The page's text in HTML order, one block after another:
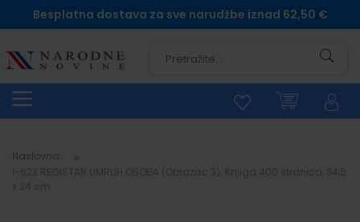
Besplatna dostava za sve narudžbe iznad 62,50 €
Naslovna